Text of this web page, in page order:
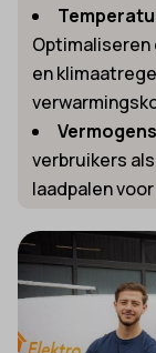
en
verbruikers
laadpalen